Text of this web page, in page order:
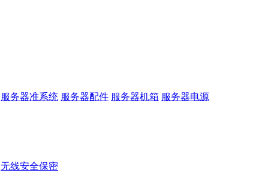
服务器准系统 服务器配件 服务器机箱 服务器电源
无线安全保密